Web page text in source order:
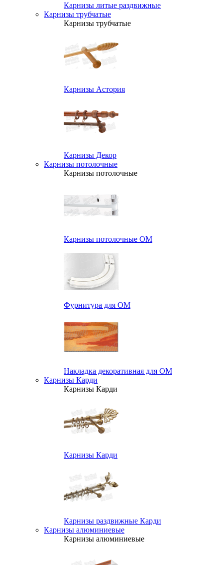
Карнизы литые раздвижные
Карнизы трубчатые
Карнизы трубчатые
Карнизы Астория
Карнизы Декор
Карнизы потолочные
Карнизы потолочные
Карнизы потолочные ОМ
Фурнитура для ОМ
Накладка декоративная для ОМ
Карнизы Карди
Карнизы Карди
Карнизы Карди
Карнизы раздвижные Карди
Карнизы алюминиевые
Карнизы алюминиевые